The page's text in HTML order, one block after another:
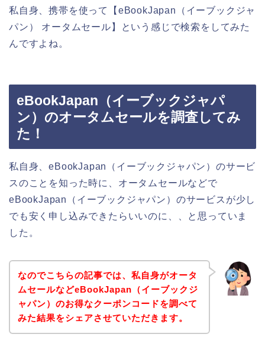
私自身、携帯を使って【eBookJapan（イーブックジャ
パン） オータムセール】という感じで検索をしてみた
んですよね。
eBookJapan（イーブックジャパ
ン）のオータムセールを調査してみ
た！
私自身、eBookJapan（イーブックジャパン）のサービ
スのことを知った時に、オータムセールなどで
eBookJapan（イーブックジャパン）のサービスが少し
でも安く申し込みできたらいいのに、、と思っていま
した。
なのでこちらの記事では、私自身がオータ
ムセールなどeBookJapan（イーブックジ
ャパン）のお得なクーポンコードを調べて
みた結果をシェアさせていただきます。